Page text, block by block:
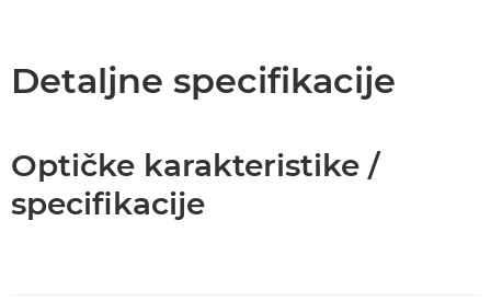
Detaljne specifikacije
Optičke karakteristike /
specifikacije